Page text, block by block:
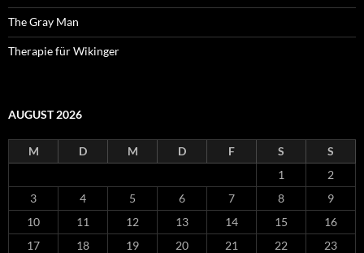
The Gray Man
Therapie für Wikinger
AUGUST 2026
M D M D F S
S
1
2
3
4 5 6 7 8
9
10
11 12 13 14 15
16
17
18 19 20 21 22
23